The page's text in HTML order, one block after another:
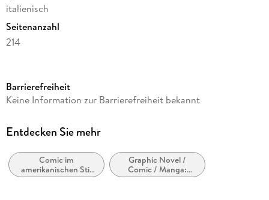
italienisch
Seitenanzahl
214
Autor/Autorin
Verlag/Hersteller
Produktart
gebunden
Barrierefreiheit
Keine Information zur Barrierefreiheit bekannt
Entdecken Sie mehr
Comic im
amerikanischen Stil
bzw. Tradition
Graphic Novel /
Comic / Manga:
Krimi, Mystery und